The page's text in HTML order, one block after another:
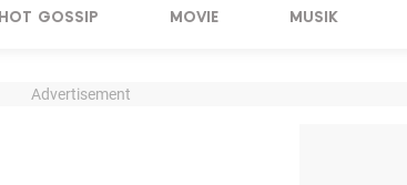
HOT GOSSIP MOVIE MUSIK
Advertisement